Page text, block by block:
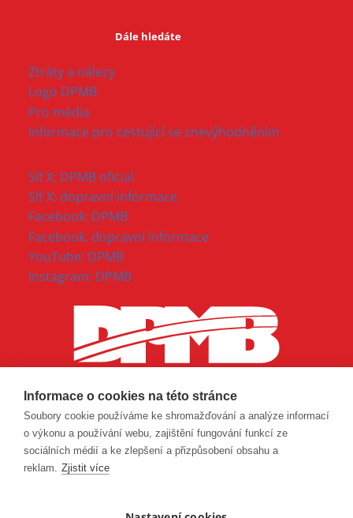
Dále hledáte
Ztráty a nálezy
Logo DPMB
Pro média
Informace pro cestující se znevýhodněním
Síť X: DPMB oficial
Síť X: dopravní informace
Facebook: DPMB
Facebook: dopravní informace
YouTube: DPMB
Instagram: DPMB
Informace o cookies na této stránce
Soubory cookie používáme ke shromažďování a analýze informací
o výkonu a používání webu, zajištění fungování funkcí ze
sociálních médií a ke zlepšení a přizpůsobení obsahu a
reklam. Zjistit více